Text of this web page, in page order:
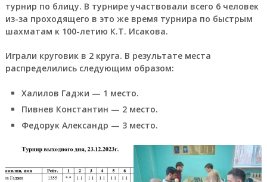
турнир по блицу. В турнире участвовали всего 6 человек
из-за проходящего в это же время турнира по быстрым
шахматам к 100-летию К.Т. Исакова.
Играли круговик в 2 круга. В результате места
распределились следующим образом:
Халилов Гаджи — 1 место.
Пивнев Константин — 2 место.
Федорук Александр — 3 место.